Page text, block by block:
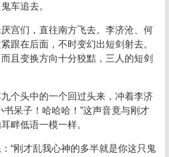
车追去。
宫们，直往南方飞去。李济沧、何
跟在后面，不时变幻出短剑射去。
且变换方向十分狡黠，三人的短剑
个头中的一个回过头来，冲着李济
书呆子！哈哈哈！”这声音竟与刚才
畔低语一模一样。
“刚才乱我心神的多半就是你这只鬼